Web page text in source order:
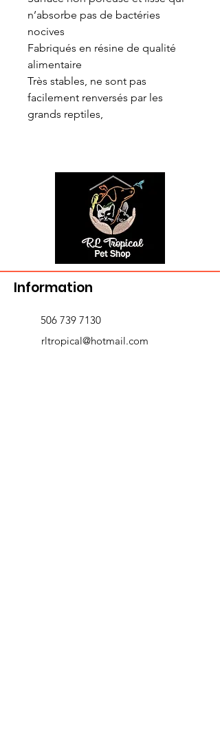
n’absorbe pas de bactéries
nocives
Fabriqués en résine de qualité
alimentaire
Très stables, ne sont pas
facilement renversés par les
grands reptiles,
Information
506 739 7130
rltropical@hotmail.com